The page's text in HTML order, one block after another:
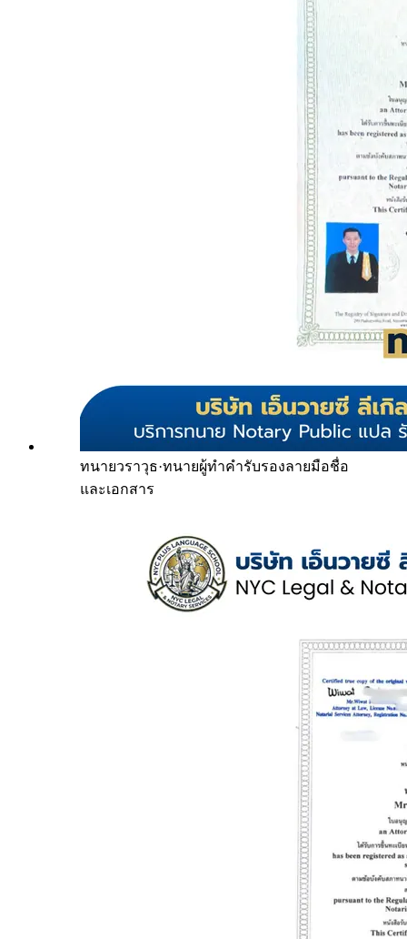
ทนายวราวุธ·ทนายผู้ทำคำรับรองลายมือชื่อ
และเอกสาร